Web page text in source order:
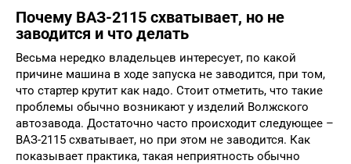
Почему ВАЗ-2115 схватывает, но не
заводится и что делать
Весьма нередко владельцев интересует, по какой
причине машина в ходе запуска не заводится, при том,
что стартер крутит как надо. Стоит отметить, что такие
проблемы обычно возникают у изделий Волжского
автозавода. Достаточно часто происходит следующее –
ВАЗ-2115 схватывает, но при этом не заводится. Как
показывает практика, такая неприятность обычно